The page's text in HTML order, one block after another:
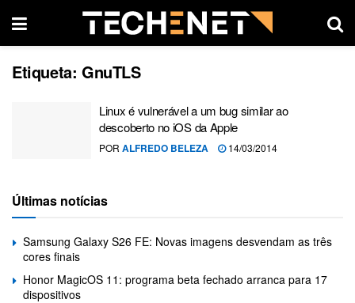
Etiqueta: GnuTLS
Linux é vulnerável a um bug similar ao
descoberto no iOS da Apple
POR ALFREDO BELEZA 14/03/2014
Últimas notícias
Samsung Galaxy S26 FE: Novas imagens desvendam as três
cores finais
Honor MagicOS 11: programa beta fechado arranca para 17
dispositivos